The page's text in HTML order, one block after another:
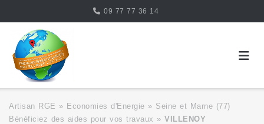
content
09 77 77 36 14
Artisan RGE » Economies d'Energie » Seine et Marne (77)
Bénéficiez des aides pour vos travaux » VILLENOY